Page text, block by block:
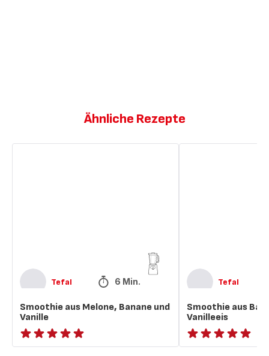
Ähnliche Rezepte
Tefal 6 Min.
Smoothie aus Melone, Banane und
Vanille
ratings.NaN
Tefal
Smoothie aus
Vanilleeis
ratings.NaN